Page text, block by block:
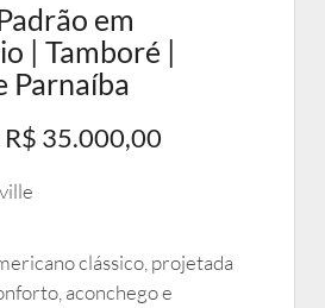
em
| Tamboré |
Parnaíba
R$ 35.000,00
clássico, projetada
aconchego e